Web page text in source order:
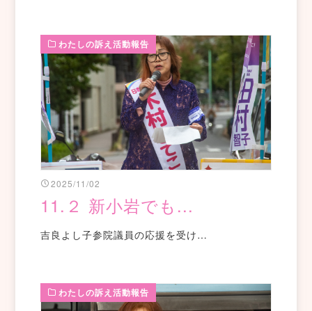
わたしの訴え活動報告
2025/11/02
11.２ 新小岩でも...
吉良よし子参院議員の応援を受け…
わたしの訴え活動報告